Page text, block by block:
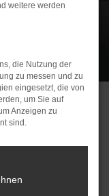
Service
weitere werden
die Nutzung der
zu messen und zu
eingesetzt, die von
um Sie auf
Anzeigen zu
sind.